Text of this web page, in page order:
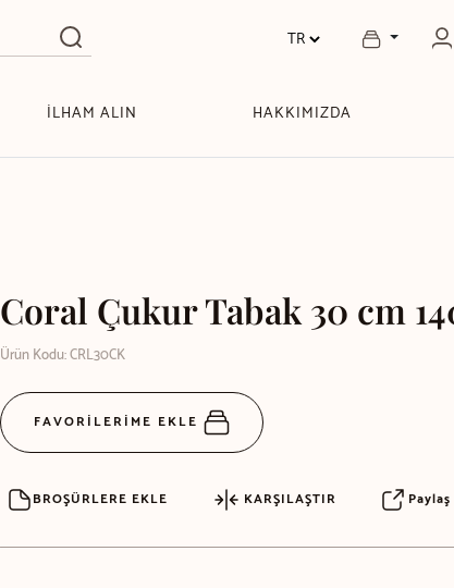
İLHAM ALIN HAKKIMIZDA
Coral Çukur Tabak 30 cm
Ürün Kodu: CRL30CK
FAVORİLERİME EKLE
BROŞÜRLERE EKLE KARŞILAŞTIR Paylaş